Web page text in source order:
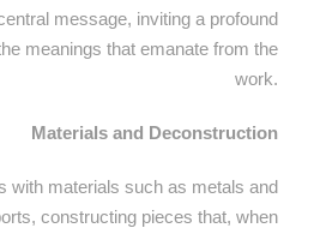
message, inviting a profound
meanings that emanate from the
work.
Materials and Deconstruction
with materials such as metals and
constructing pieces that, when